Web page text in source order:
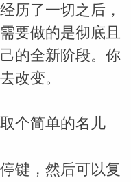
历了一切之后，
要做的是彻底且
的全新阶段。你
改变。
个简单的名儿
键，然后可以复